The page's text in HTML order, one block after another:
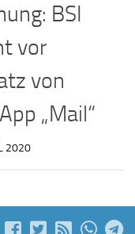
BSI
vor
von
„Mail“
2020